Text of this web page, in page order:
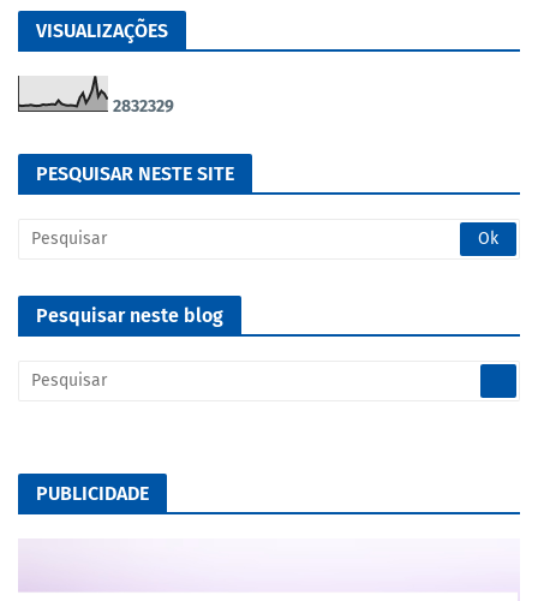
VISUALIZAÇÕES
2832329
PESQUISAR NESTE SITE
Pesquisar neste blog
PUBLICIDADE